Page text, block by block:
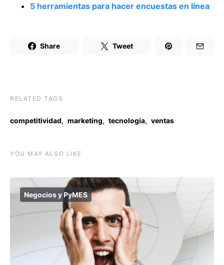
5 herramientas para hacer encuestas en línea
Share Tweet
RELATED TAGS
competitividad, marketing, tecnología, ventas
YOU MAY ALSO LIKE
Negocios y PyMES